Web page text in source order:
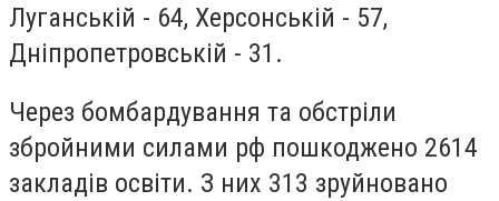
Луганській - 64, Херсонській - 57,
Дніпропетровській - 31.
Через бомбардування та обстріли
збройними силами рф пошкоджено 2614
закладів освіти. З них 313 зруйновано